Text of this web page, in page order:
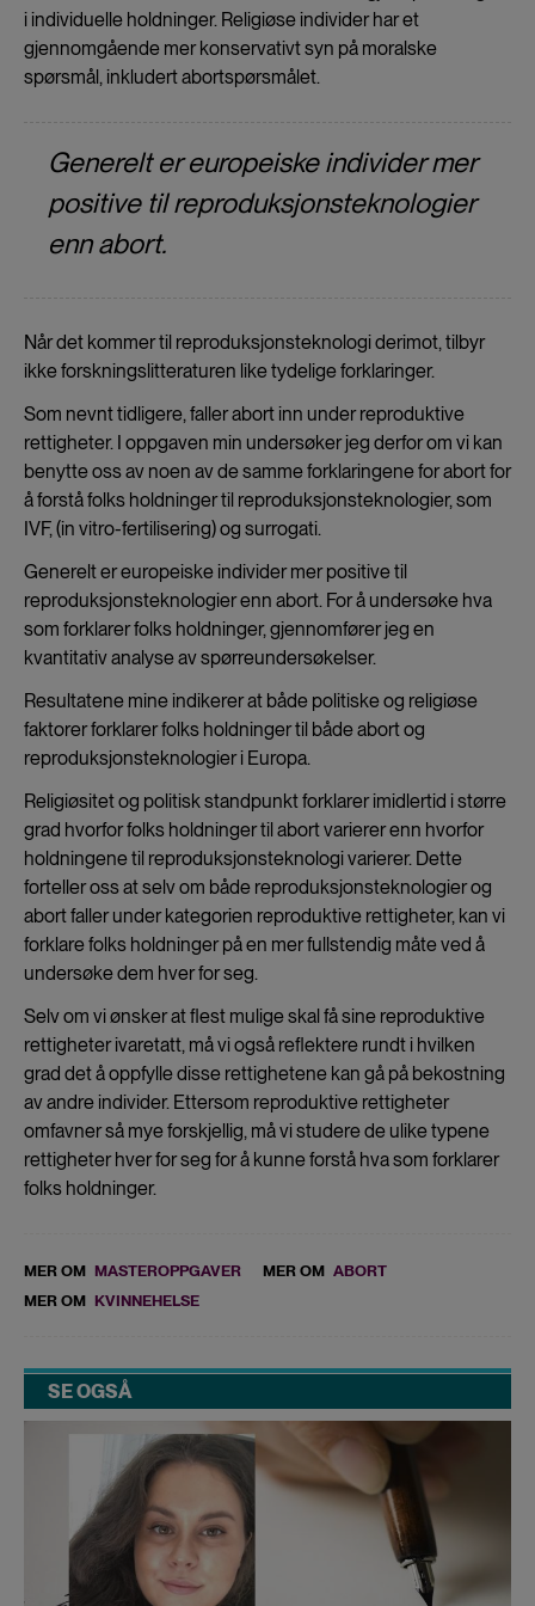
i individuelle holdninger. Religiøse individer har et
gjennomgående mer konservativt syn på moralske
spørsmål, inkludert abortspørsmålet.
Generelt er europeiske individer mer
positive til reproduksjonsteknologier
enn abort.
Når det kommer til reproduksjonsteknologi derimot, tilbyr
ikke forskningslitteraturen like tydelige forklaringer.
Som nevnt tidligere, faller abort inn under reproduktive
rettigheter. I oppgaven min undersøker jeg derfor om vi kan
benytte oss av noen av de samme forklaringene for abort for
å forstå folks holdninger til reproduksjonsteknologier, som
IVF, (in vitro-fertilisering) og surrogati.
Generelt er europeiske individer mer positive til
reproduksjonsteknologier enn abort. For å undersøke hva
som forklarer folks holdninger, gjennomfører jeg en
kvantitativ analyse av spørreundersøkelser.
Resultatene mine indikerer at både politiske og religiøse
faktorer forklarer folks holdninger til både abort og
reproduksjonsteknologier i Europa.
Religiøsitet og politisk standpunkt forklarer imidlertid i større
grad hvorfor folks holdninger til abort varierer enn hvorfor
holdningene til reproduksjonsteknologi varierer. Dette
forteller oss at selv om både reproduksjonsteknologier og
abort faller under kategorien reproduktive rettigheter, kan vi
forklare folks holdninger på en mer fullstendig måte ved å
undersøke dem hver for seg.
Selv om vi ønsker at flest mulige skal få sine reproduktive
rettigheter ivaretatt, må vi også reflektere rundt i hvilken
grad det å oppfylle disse rettighetene kan gå på bekostning
av andre individer. Ettersom reproduktive rettigheter
omfavner så mye forskjellig, må vi studere de ulike typene
rettigheter hver for seg for å kunne forstå hva som forklarer
folks holdninger.
MER OM MASTEROPPGAVER MER OM ABORT
MER OM KVINNEHELSE
SE OGSÅ